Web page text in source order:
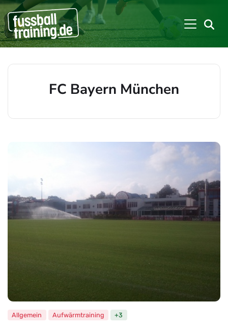
FC Bayern München
Beiträge zu: FC Bayern München
Allgemein Aufwärmtraining +3